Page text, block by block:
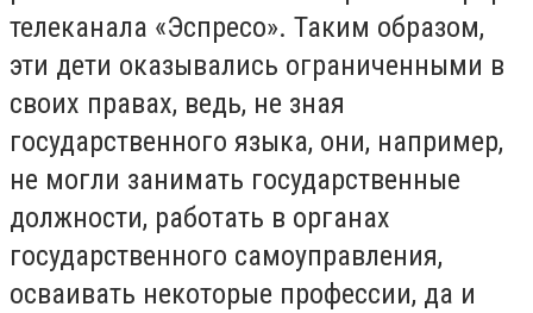
телеканала «Эспресо». Таким образом,
эти дети оказывались ограниченными в
своих правах, ведь, не зная
государственного языка, они, например,
не могли занимать государственные
должности, работать в органах
государственного самоуправления,
осваивать некоторые профессии, да и